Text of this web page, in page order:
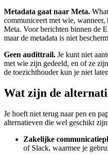
Metadata gaat naar Meta.
communiceert met wie,
Meta. Voor berichten binnen de
maar de metadata is niet
Geen audittrail. Je kunt niet
met wie zijn gedeeld, en of ze
de toezichthouder kun je niet
Wat zijn de
Je hoeft niet terug naar pen en
alternatieven die wel geschikt
Zakelijke
of Slack, waarmee je